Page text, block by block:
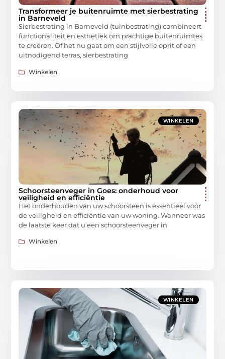
Transformeer je buitenruimte met sierbestrating
in Barneveld
Sierbestrating in Barneveld (tuinbestrating) combineert
functionaliteit en esthetiek om prachtige buitenruimtes
te creëren. Of het nu gaat om een stijlvolle oprit of een
uitnodigend terras, sierbestrating
Winkelen
WINKELEN
Schoorsteenveger in Goes: onderhoud voor
veiligheid en efficiëntie
Het onderhouden van uw schoorsteen is essentieel voor
de veiligheid en efficiëntie van uw woning. Wanneer was
de laatste keer dat u een schoorsteenveger in
Winkelen
WINKELEN